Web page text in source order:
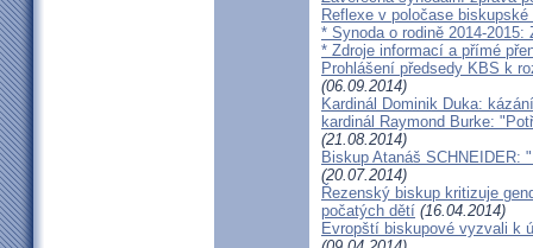
Reflexe v poločase
* Synoda o rodině 2014-2015:
* Zdroje informací a přímé
Prohlášení předsedy KBS k
(06.09.2014)
Kardinál Dominik Duka:
kardinál Raymond Burke:
(21.08.2014)
Biskup Atanáš
(20.07.2014)
Řezenský biskup kritizuje
počatých dětí (16.04.2014)
Evropští biskupové vyzvali k